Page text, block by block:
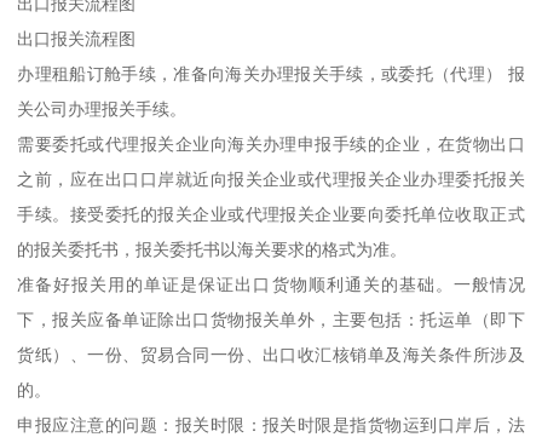
出口报关流程图
出口报关流程图
办理租船订舱手续，准备向海关办理报关手续，或委托（代理） 报
关公司办理报关手续。
需要委托或代理报关企业向海关办理申报手续的企业，在货物出口
之前，应在出口口岸就近向报关企业或代理报关企业办理委托报关
手续。接受委托的报关企业或代理报关企业要向委托单位收取正式
的报关委托书，报关委托书以海关要求的格式为准。
准备好报关用的单证是保证出口货物顺利通关的基础。一般情况
下，报关应备单证除出口货物报关单外，主要包括：托运单（即下
货纸）、一份、贸易合同一份、出口收汇核销单及海关条件所涉及
的。
申报应注意的问题：报关时限：报关时限是指货物运到口岸后，法